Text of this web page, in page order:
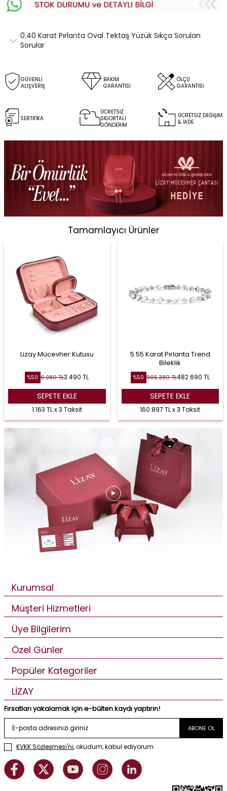
0.40 Karat Pırlanta Oval Tektaş Yüzük Sıkça Sorulan
Sorular
GÜVENLİ
ALIŞVERİŞ
BAKIM
GARANTİSİ
ÖLÇÜ
GARANTİSİ
SERTİFİKA
ÜCRETSİZ
SİGORTALI
GÖNDERİM
ÜCRETSİZ DEĞİŞİM
& İADE
Tamamlayıcı Ürünler
Lizay Mücevher Kutusu
%50 6.980TL3.490 TL
SEPETE EKLE
1.163 TL x 3 Taksit
5.55 Karat Pırlanta Trend
Bileklik
%50 965.380TL482.690 TL
SEPETE EKLE
160.897 TL x 3 Taksit
Kurumsal
Müşteri Hizmetleri
Üye Bilgilerim
Özel Günler
Popüler Kategoriler
LİZAY
Fırsatları yakalamak için e-bülten kaydı yaptırın!
ABONE OL
KVKK Sözleşmesi'ni, okudum, kabul ediyorum.